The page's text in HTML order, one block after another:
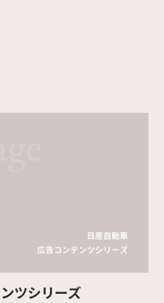
ツシリーズ